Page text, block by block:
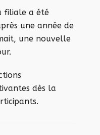
filiale a été
une année de
une nouvelle
dès la